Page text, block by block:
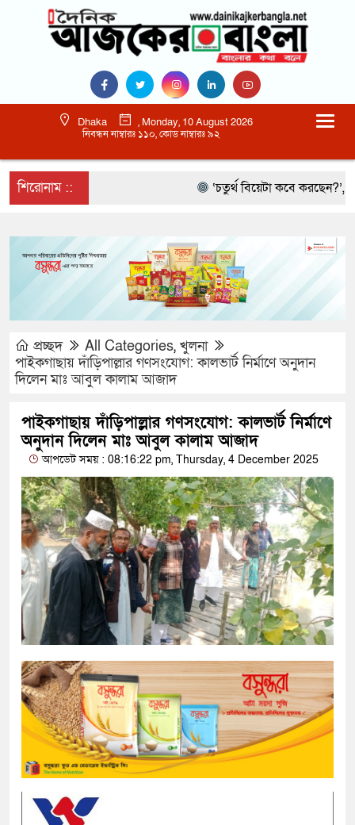
Dhaka
, Monday, 10 August 2026
নিবন্ধন নাম্বারঃ ১১০, কোড নাম্বারঃ ৯২
শিরোনাম :: ‘চতুর্থ বিয়েটা কবে করছেন?’,
প্রচ্ছদ All Categories, খুলনা
পাইকগাছায় দাঁড়িপাল্লার গণসংযোগ: কালভার্ট নির্মাণে অনুদান
দিলেন মাঃ আবুল কালাম আজাদ
পাইকগাছায় দাঁড়িপাল্লার গণসংযোগ: কালভার্ট নির্মাণে
অনুদান দিলেন মাঃ আবুল কালাম আজাদ
আপডেট সময় : 08:16:22 pm, Thursday, 4 December 2025